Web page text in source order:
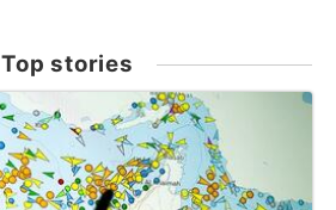
Top stories